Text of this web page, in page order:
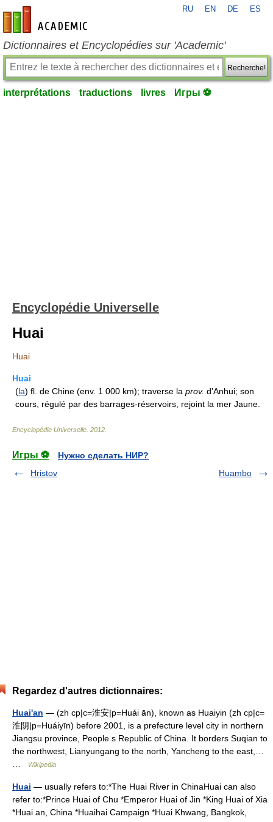
fr-academic.com
RU EN DE ES
Dictionnaires et Encyclopédies sur 'Academic'
Recherche!
interprétations traductions livres Игры ⚽
Encyclopédie Universelle
Huai
Huai
Huai
(la) fl. de Chine (env. 1 000 km); traverse la prov. d'Anhui; son
cours, régulé par des barrages-réservoirs, rejoint la mer Jaune.
Encyclopédie Universelle 2012
Игры ⚽
Нужно сделать НИР?
Hristov
Huambo
Regardez d'autres dictionnaires:
Huai'an — (zh cp|c=淮安|p=Huái ān), known as Huaiyin (zh cp|c=
淮阴|p=Huáiyīn) before 2001, is a prefecture level city in northern
Jiangsu province, People s Republic of China. It borders Suqian to
the northwest, Lianyungang to the north, Yancheng to the east,…
Wikipedia
Huai — usually refers to:*The Huai River in ChinaHuai can also
refer to:*Prince Huai of Chu *Emperor Huai of Jin *King Huai of Xia
*Huai an, China *Huaihai Campaign *Huai Khwang, Bangkok,